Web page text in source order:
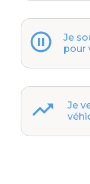
Je
pour
Je